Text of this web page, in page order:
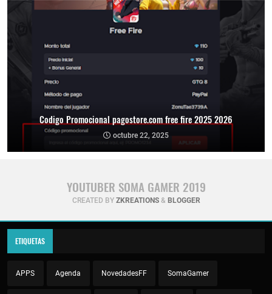
Codigo Promocional pagostore.com free fire 2025 2026
octubre 22, 2025
YOUTUBER SOMA GAMER 2019
CREATED BY ZKREATIONS& BLOGGER
ETIQUETAS
APPS Agenda NovedadesFF SomaGamer